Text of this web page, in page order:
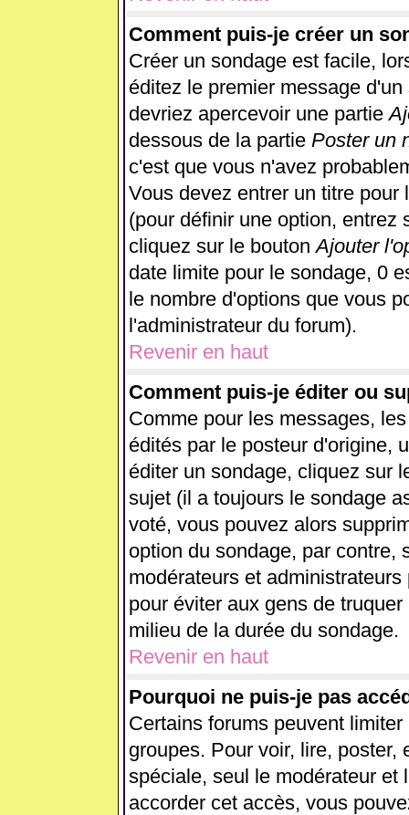
Comment puis-je créer un
Créer un sondage est facile,
éditez le premier message
devriez apercevoir une partie
dessous de la partie Poster un
c'est que vous n'avez
Vous devez entrer un titre
(pour définir une option, entrez
cliquez sur le boutonAjouter
date limite pour le sondage, 0
le nombre d'options que vous
l'administrateur du forum).
Revenir en haut
Comment puis-je éditer ou
Comme pour les messages,
édités par le posteur d'origine,
éditer un sondage, cliquez sur
sujet (il a toujours le sondage
voté, vous pouvez alors
option du sondage, par contre,
modérateurs et
pour éviter aux gens de
milieu de la durée du sondage.
Revenir en haut
Pourquoi ne puis-je pas
Certains forums peuvent
groupes. Pour voir, lire,
spéciale, seul le modérateur et
accorder cet accès, vous